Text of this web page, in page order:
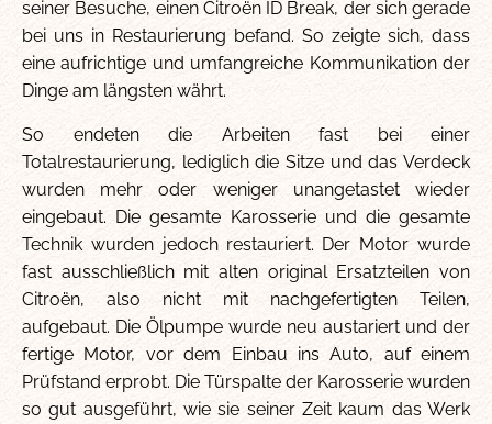
seiner Besuche, einen Citroën ID Break, der sich gerade
bei uns in Restaurierung befand. So zeigte sich, dass
eine aufrichtige und umfangreiche Kommunikation der
Dinge am längsten währt.
So endeten die Arbeiten fast bei einer
Totalrestaurierung, lediglich die Sitze und das Verdeck
wurden mehr oder weniger unangetastet wieder
eingebaut. Die gesamte Karosserie und die gesamte
Technik wurden jedoch restauriert. Der Motor wurde
fast ausschließlich mit alten original Ersatzteilen von
Citroën, also nicht mit nachgefertigten Teilen,
aufgebaut. Die Ölpumpe wurde neu austariert und der
fertige Motor, vor dem Einbau ins Auto, auf einem
Prüfstand erprobt. Die Türspalte der Karosserie wurden
so gut ausgeführt, wie sie seiner Zeit kaum das Werk